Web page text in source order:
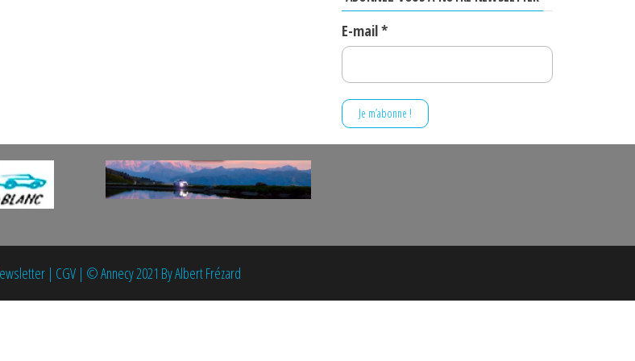
E-mail*
| CGV | © Annecy 2021 By Albert Frézard